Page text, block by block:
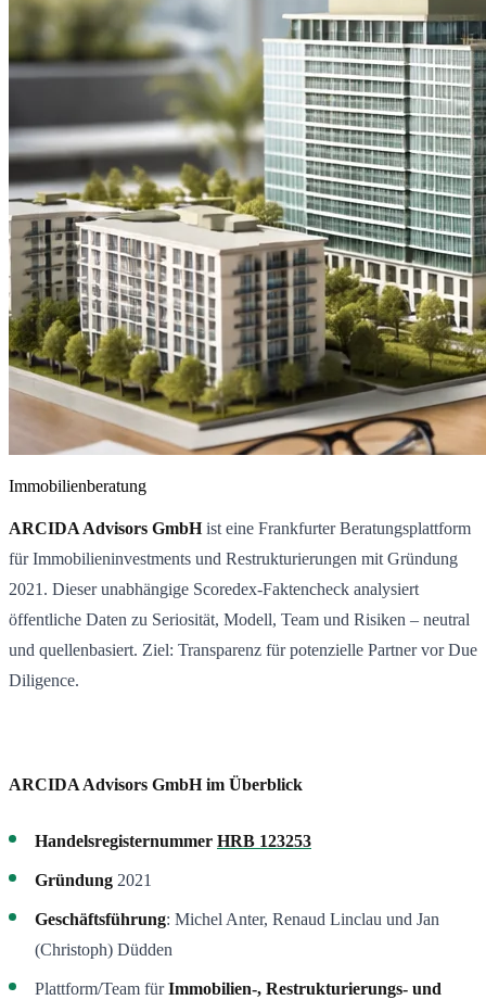
Immobilienberatung
ARCIDA Advisors GmbHist eine Frankfurter Beratungsplattform
für Immobilieninvestments und Restrukturierungen mit Gründung
2021. Dieser unabhängige Scoredex-Faktencheck analysiert
öffentliche Daten zu Seriosität, Modell, Team und Risiken – neutral
und quellenbasiert. Ziel: Transparenz für potenzielle Partner vor Due
Diligence.
ARCIDA Advisors GmbH im Überblick
Handelsregisternummer HRB 123253
Gründung 2021
Geschäftsführung: Michel Anter, Renaud Linclau und Jan
(Christoph) Düdden
Plattform/Team fürImmobilien-, Restrukturierungs- und